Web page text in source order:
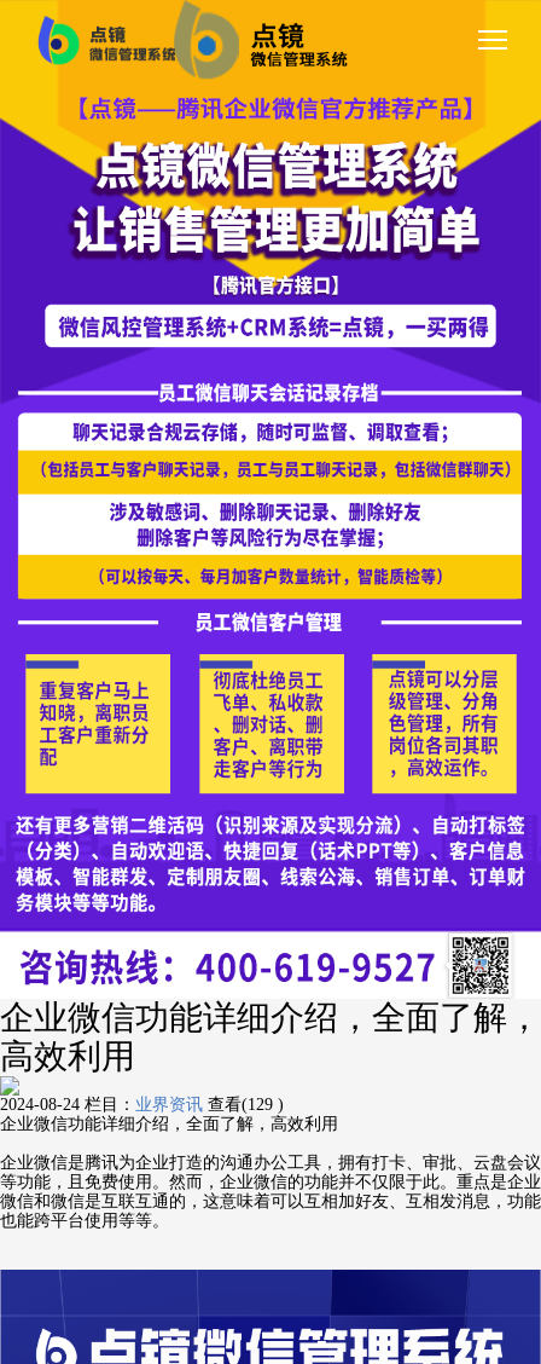
企业微信功能详细介绍，全面了解，
高效利用
2024-08-24 栏目： 业界资讯 查看(129 )
企业微信功能详细介绍，全面了解，高效利用
企业微信是腾讯为企业打造的沟通办公工具，拥有打卡、审批、云盘会议
等功能，且免费使用。然而，企业微信的功能并不仅限于此。重点是企业
微信和微信是互联互通的，这意味着可以互相加好友、互相发消息，功能
也能跨平台使用等等。